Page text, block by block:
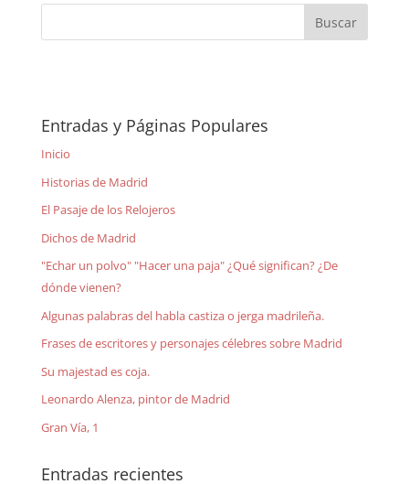
Entradas y Páginas Populares
Inicio
Historias de Madrid
El Pasaje de los Relojeros
Dichos de Madrid
"Echar un polvo" "Hacer una paja" ¿Qué significan? ¿De
dónde vienen?
Algunas palabras del habla castiza o jerga madrileña.
Frases de escritores y personajes célebres sobre Madrid
Su majestad es coja.
Leonardo Alenza, pintor de Madrid
Gran Vía, 1
Entradas recientes